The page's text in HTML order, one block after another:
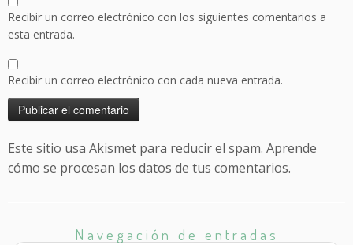
Recibir un correo electrónico con los siguientes comentarios a
esta entrada.
Recibir un correo electrónico con cada nueva entrada.
Este sitio usa Akismet para reducir el spam. Aprende
cómo se procesan los datos de tus comentarios.
Navegación de entradas